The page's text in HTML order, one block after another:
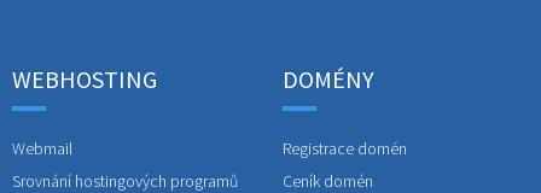
WEBHOSTING
Webmail
Srovnání hostingových programů
DOMÉNY
Registrace domén
Ceník domén